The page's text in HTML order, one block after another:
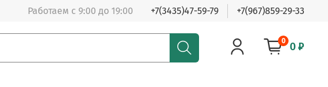
Работаем с 9:00 до 19:00 +7(3435)47-59-79 +7(967)859-29-33
0 0 ₽